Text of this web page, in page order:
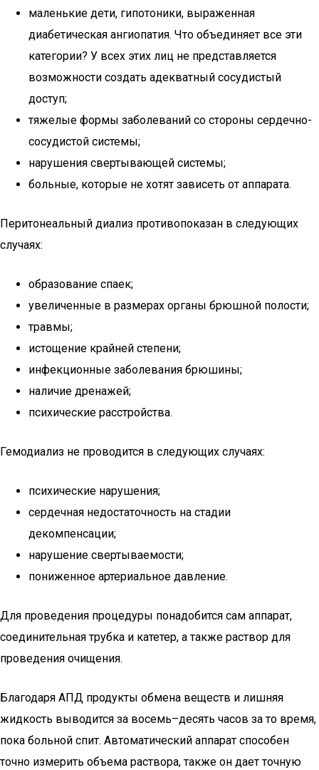
маленькие дети, гипотоники, выраженная
диабетическая ангиопатия. Что объединяет все эти
категории? У всех этих лиц не представляется
возможности создать адекватный сосудистый
доступ;
тяжелые формы заболеваний со стороны сердечно-
сосудистой системы;
нарушения свертывающей системы;
больные, которые не хотят зависеть от аппарата.
Перитонеальный диализ противопоказан в следующих
случаях:
образование спаек;
увеличенные в размерах органы брюшной полости;
травмы;
истощение крайней степени;
инфекционные заболевания брюшины;
наличие дренажей;
психические расстройства.
Гемодиализ не проводится в следующих случаях:
психические нарушения;
сердечная недостаточность на стадии
декомпенсации;
нарушение свертываемости;
пониженное артериальное давление.
Для проведения процедуры понадобится сам аппарат,
соединительная трубка и катетер, а также раствор для
проведения очищения.
Благодаря АПД продукты обмена веществ и лишняя
жидкость выводится за восемь–десять часов за то время,
пока больной спит. Автоматический аппарат способен
точно измерить объема раствора, также он дает точную